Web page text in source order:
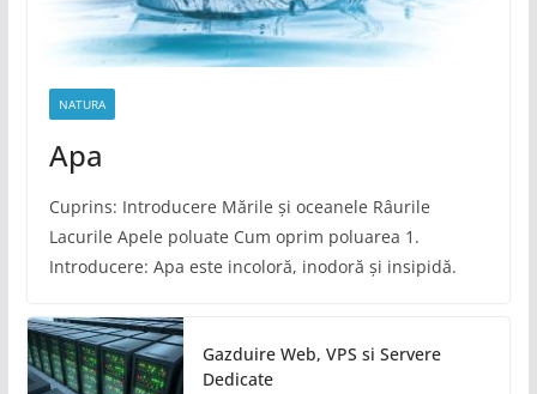
NATURA
Apa
Cuprins: Introducere Mările și oceanele Râurile
Lacurile Apele poluate Cum oprim poluarea 1.
Introducere: Apa este incoloră, inodoră și insipidă.
Gazduire Web, VPS si Servere
Dedicate